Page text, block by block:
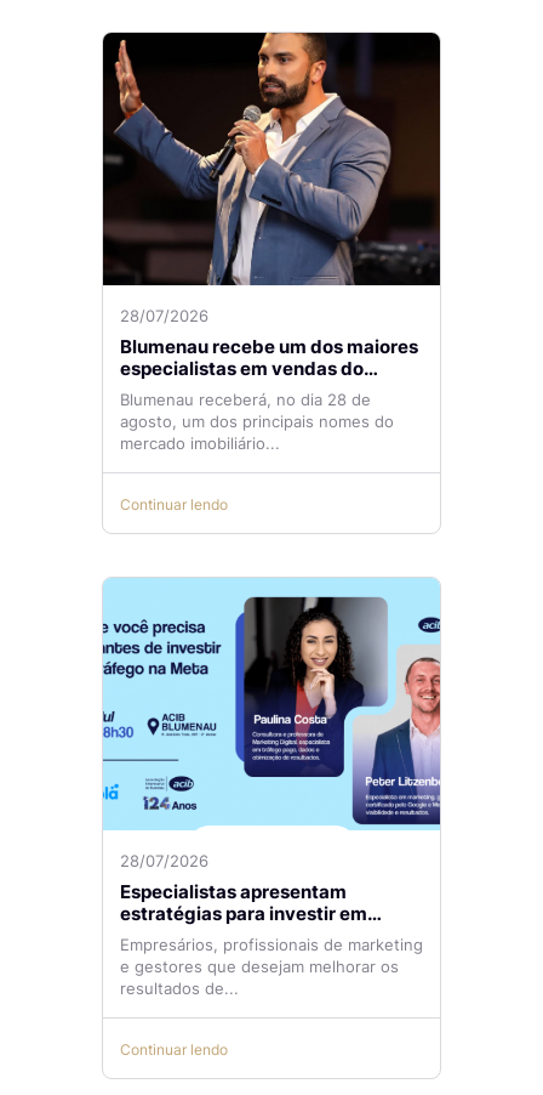
28/07/2026
Blumenau recebe um dos maiores
especialistas em vendas do
mercado imobiliário
Blumenau receberá, no dia 28 de
agosto, um dos principais nomes do
mercado imobiliário...
Continuar lendo
28/07/2026
Especialistas apresentam
estratégias para investir em
tráfego pago com mais eficiência
Empresários, profissionais de marketing
e gestores que desejam melhorar os
resultados de...
Continuar lendo